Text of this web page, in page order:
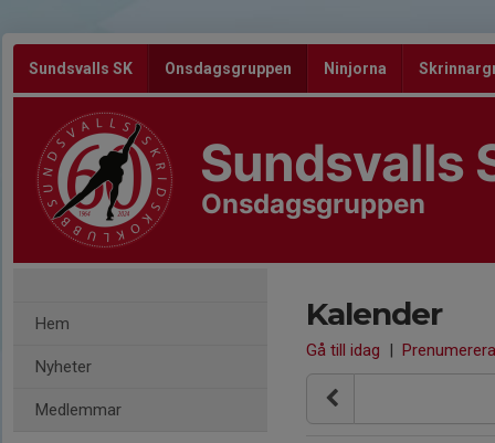
Sundsvalls SK Onsdagsgruppen Ninjorna
Sundsvalls
Onsdagsgruppen
Hem
Nyheter
Medlemmar
Kalender
Gå till idag | Prenumerera